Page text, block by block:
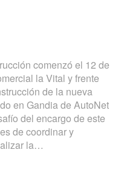
comenzó el 12 de
la Vital y frente
de la nueva
en Gandia de AutoNet
del encargo de este
de coordinar y
la…